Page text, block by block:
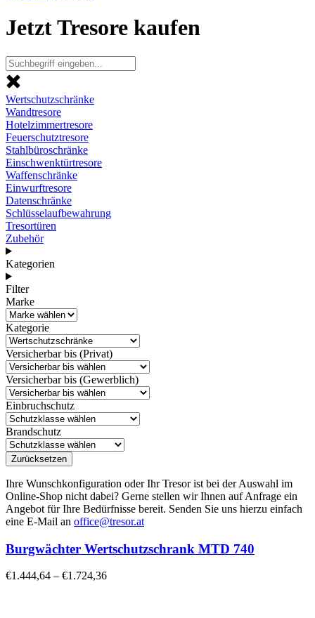
Jetzt Tresore kaufen
Wertschutzschränke
Wandtresore
Hotelzimmertresore
Feuerschutztresore
Stahlbüroschränke
Einschwenktürtresore
Waffenschränke
Einwurftresore
Datenschränke
Schlüsselaufbewahrung
Tresortüren
Zubehör
Kategorien
Filter
Marke
Kategorie
Versicherbar bis (Privat)
Versicherbar bis (Gewerblich)
Einbruchschutz
Brandschutz
Zurücksetzen
Ihre Wunschkonfiguration oder Ihr Tresor ist bei der Auswahl im
Online-Shop nicht dabei? Gerne stellen wir Ihnen auf Anfrage ein
Angebot für Ihre Bedürfnisse bereit. Senden Sie uns hierzu einfach
eine E-Mail an office@tresor.at
Burgwächter Wertschutzschrank MTD 740
€1.444,64 – €1.724,36